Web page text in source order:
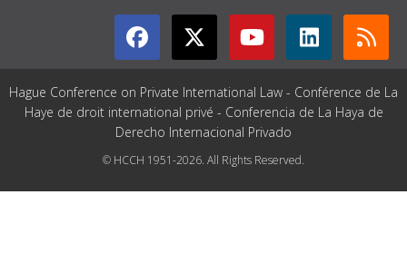
Hague Conference on Private International Law - Conférence de La
Haye de droit international privé - Conferencia de La Haya de
Derecho Internacional Privado
© HCCH 1951-2026. All Rights Reserved.